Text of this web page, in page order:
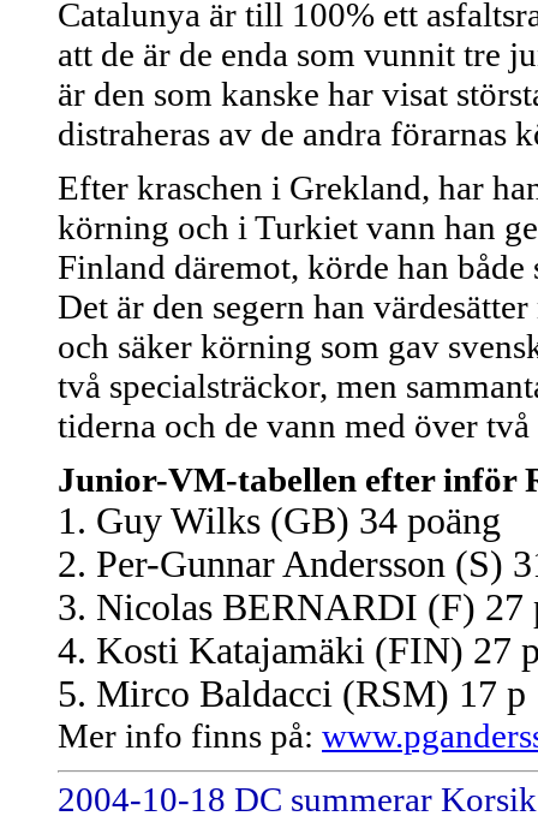
Catalunya är till 100% ett
att de är de enda som vunnit tre
är den som kanske har visat
distraheras av de andra förarnas
Efter kraschen i Grekland, har
körning och i Turkiet vann han
Finland däremot, körde han
Det är den segern han
och säker körning som gav
två specialsträckor, men
tiderna och de vann med över
Junior-VM-tabellen efter inför
1. Guy Wilks (GB) 34 poäng
2. Per-Gunnar Andersson (S)
3. Nicolas BERNARDI (F) 27
4. Kosti Katajamäki (FIN) 27
5. Mirco Baldacci (RSM) 17 p
Mer info finns på:
2004-10-18 DC summerar